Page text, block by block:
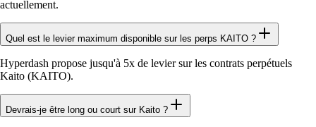
actuellement.
Quel est le levier maximum disponible sur les perps KAITO ?
Hyperdash propose jusqu'à 5x de levier sur les contrats perpétuels
Kaito (KAITO).
Devrais-je être long ou court sur Kaito ?